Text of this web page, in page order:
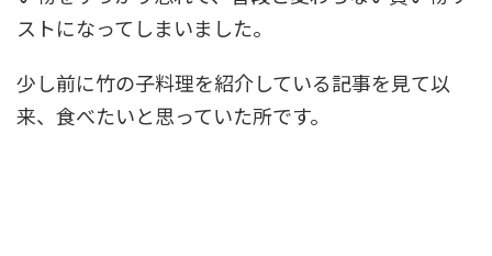
ストになってしまいました。
少し前に竹の子料理を紹介している記事を見て以
来、食べたいと思っていた所です。